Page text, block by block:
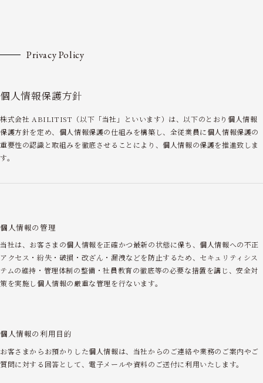
Privacy Policy
個人情報保護方針
株式会社 ABILITIST（以下「当社」といいます）は、以下のとおり個人情報
保護方針を定め、個人情報保護の仕組みを構築し、全従業員に個人情報保護の
重要性の認識と取組みを徹底させることにより、個人情報の保護を推進致しま
す。
個人情報の管理
当社は、お客さまの個人情報を正確かつ最新の状態に保ち、個人情報への不正
アクセス・紛失・破損・改ざん・漏洩などを防止するため、セキュリティシス
テムの維持・管理体制の整備・社員教育の徹底等の必要な措置を講じ、安全対
策を実施し個人情報の厳重な管理を行ないます。
個人情報の利用目的
お客さまからお預かりした個人情報は、当社からのご連絡や業務のご案内やご
質問に対する回答として、電子メールや資料のご送付に利用いたします。